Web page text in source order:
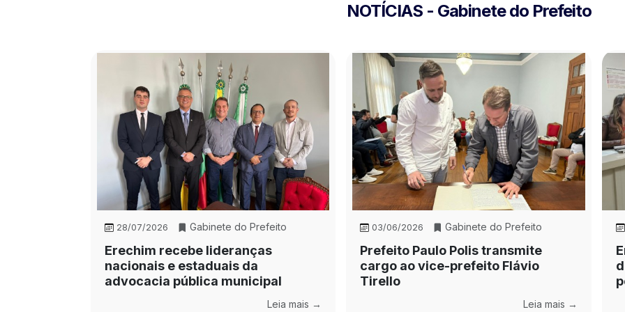
NOTÍCIAS - Gabinete do Prefeito
28/07/2026 Gabinete do Prefeito
Erechim recebe lideranças
nacionais e estaduais da
advocacia pública municipal
Leia mais →
03/06/2026 Gabinete do Prefeito
Prefeito Paulo Polis transmite
cargo ao vice-prefeito Flávio
Tirello
Leia mais →